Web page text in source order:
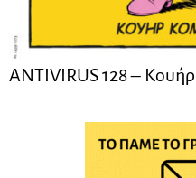
ANTIVIRUS 128 –